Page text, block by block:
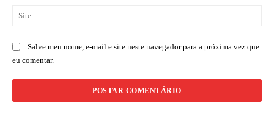
Salve meu nome, e-mail e site neste navegador para a próxima vez que
eu comentar.